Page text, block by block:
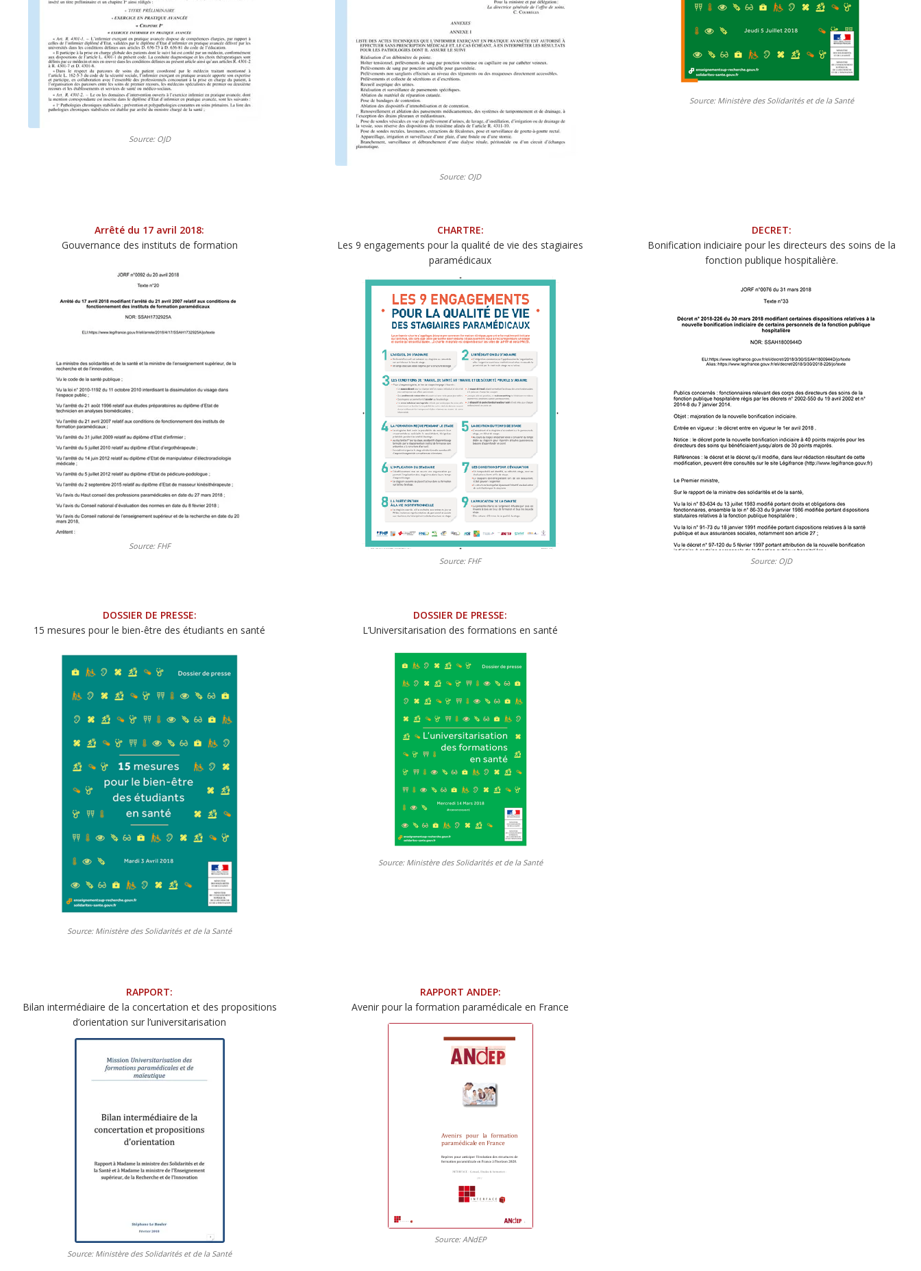
Source: OJD
Source: OJD
Source: Ministère des Solidarités et de la Santé
Arrêté du 17 avril 2018:
Gouvernance des instituts de formation
Source: FHF
CHARTRE:
Les 9 engagements pour la qualité de vie des stagiaires
paramédicaux
Source: FHF
DECRET:
Bonification indiciaire pour les directeurs des soins de la
fonction publique hospitalière.
Source: OJD
DOSSIER DE PRESSE:
15 mesures pour le bien-être des étudiants en santé
Source: Ministère des Solidarités et de la Santé
DOSSIER DE PRESSE:
L’Universitarisation des formations en santé
Source: Ministère des Solidarités et de la Santé
RAPPORT:
Bilan intermédiaire de la concertation et des propositions
d’orientation sur l’universitarisation
Source: Ministère des Solidarités et de la Santé
RAPPORT ANDEP:
Avenir pour la formation paramédicale en France
Source: ANdEP